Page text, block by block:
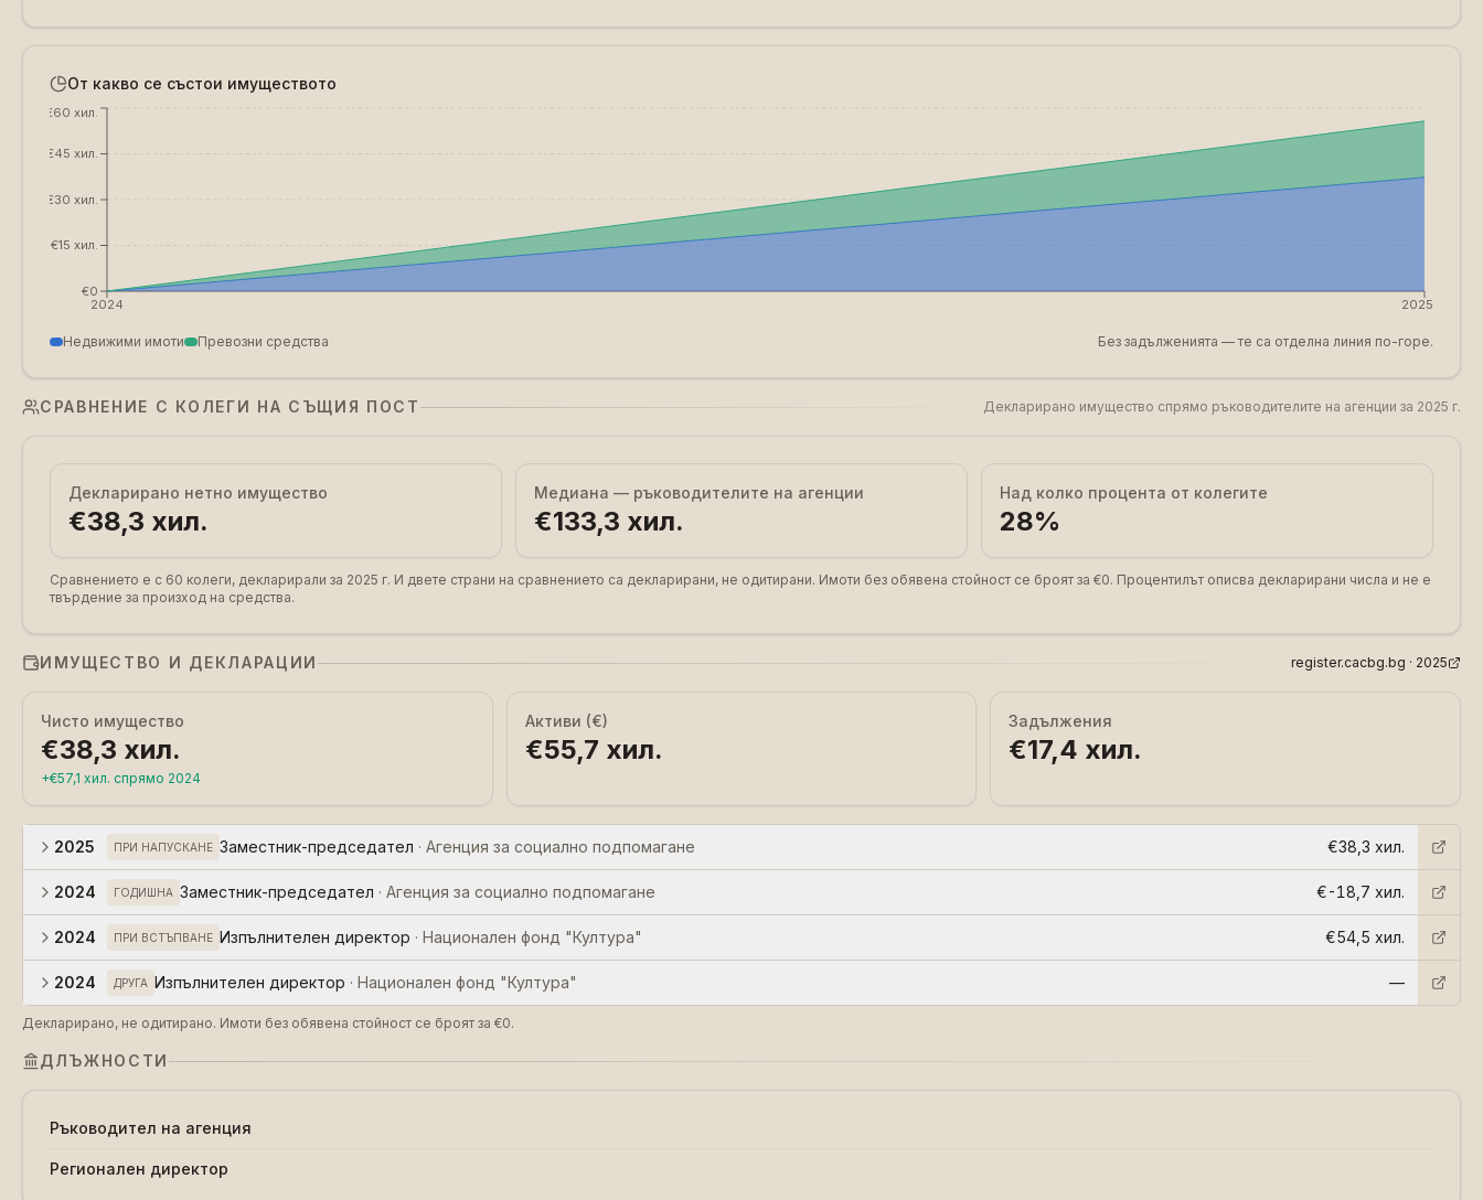
От какво се състои имуществото
2024 2025
€0
€15 хил.
€30 хил.
€45 хил.
€60 хил.
Недвижими имоти Превозни средства Без задълженията — те са отделна линия по-горе.
СРАВНЕНИЕ С КОЛЕГИ НА СЪЩИЯ ПОСТ Декларирано имущество спрямо ръководителите на агенции за 2025 г.
Декларирано нетно имущество
€38,3 хил.
Медиана — ръководителите на агенции
€133,3 хил.
Над колко процента от колегите
28%
Сравнението е с 60 колеги, декларирали за 2025 г. И двете страни на сравнението са декларирани, не одитирани. Имоти без обявена стойност се броят за €0. Процентилът описва декларирани числа и не е
твърдение за произход на средства.
ИМУЩЕСТВО И ДЕКЛАРАЦИИ register.cacbg.bg · 2025
Чисто имущество
€38,3 хил.
+€57,1 хил. спрямо 2024
Активи (€)
€55,7 хил.
Задължения
€17,4 хил.
2025 ПРИ НАПУСКАНЕ Заместник-председател · Агенция за социално подпомагане €38,3 хил.
2024 ГОДИШНА Заместник-председател · Агенция за социално подпомагане €-18,7 хил.
2024 ПРИ ВСТЪПВАНЕ Изпълнителен директор · Национален фонд "Култура" €54,5 хил.
2024 ДРУГА Изпълнителен директор · Национален фонд "Култура" —
Декларирано, не одитирано. Имоти без обявена стойност се броят за €0.
ДЛЪЖНОСТИ
Ръководител на агенция
Регионален директор